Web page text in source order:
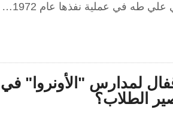
طه في عملية نفذها عام 1972…
لمدارس "الأونروا" في
الطلاب؟